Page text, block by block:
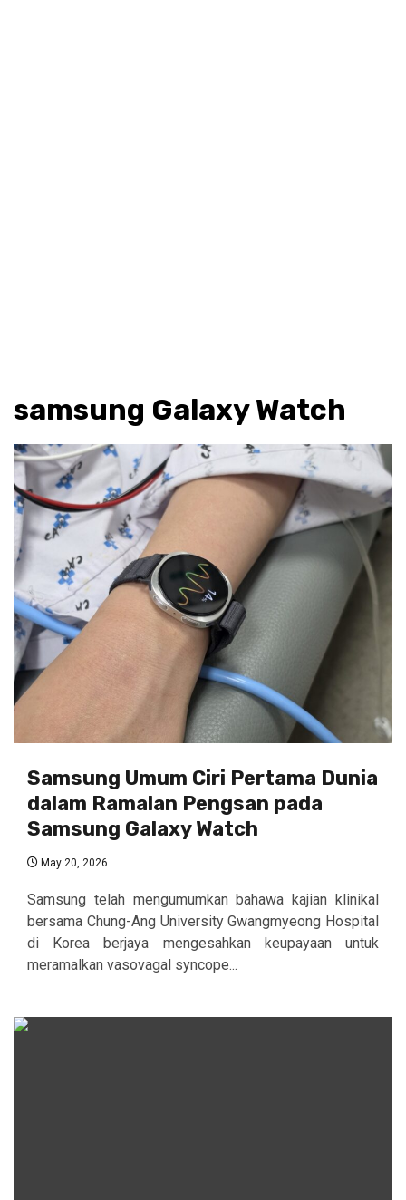
samsung Galaxy Watch
Samsung Umum Ciri Pertama Dunia
dalam Ramalan Pengsan pada
Samsung Galaxy Watch
May 20, 2026
Samsung telah mengumumkan bahawa kajian klinikal
bersama Chung-Ang University Gwangmyeong Hospital
di Korea berjaya mengesahkan keupayaan untuk
meramalkan vasovagal syncope...